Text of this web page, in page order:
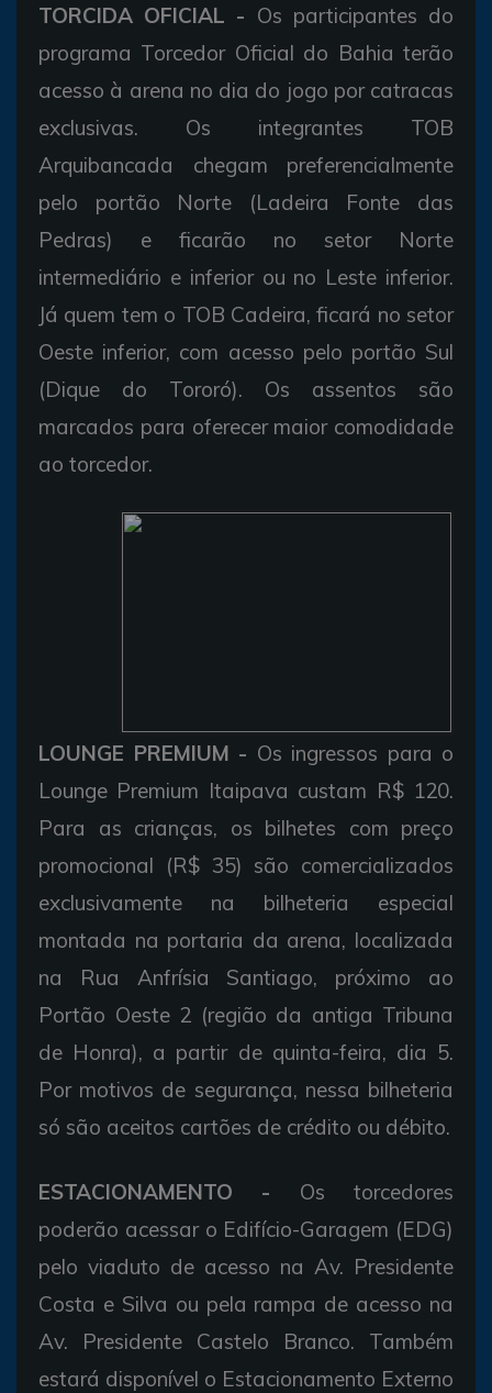
TORCIDA OFICIAL - Os participantes do
programa Torcedor Oficial do Bahia terão
acesso à arena no dia do jogo por catracas
exclusivas. Os integrantes TOB
Arquibancada chegam preferencialmente
pelo portão Norte (Ladeira Fonte das
Pedras) e ficarão no setor Norte
intermediário e inferior ou no Leste inferior.
Já quem tem o TOB Cadeira, ficará no setor
Oeste inferior, com acesso pelo portão Sul
(Dique do Tororó). Os assentos são
marcados para oferecer maior comodidade
ao torcedor.
LOUNGE PREMIUM - Os ingressos para o
Lounge Premium Itaipava custam R$ 120.
Para as crianças, os bilhetes com preço
promocional (R$ 35) são comercializados
exclusivamente na bilheteria especial
montada na portaria da arena, localizada
na Rua Anfrísia Santiago, próximo ao
Portão Oeste 2 (região da antiga Tribuna
de Honra), a partir de quinta-feira, dia 5.
Por motivos de segurança, nessa bilheteria
só são aceitos cartões de crédito ou débito.
ESTACIONAMENTO - Os torcedores
poderão acessar o Edifício-Garagem (EDG)
pelo viaduto de acesso na Av. Presidente
Costa e Silva ou pela rampa de acesso na
Av. Presidente Castelo Branco. Também
estará disponível o Estacionamento Externo